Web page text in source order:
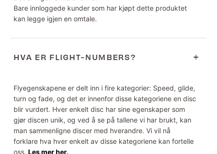
Bare innloggede kunder som har kjøpt dette produktet
kan legge igjen en omtale.
HVA ER FLIGHT-NUMBERS?
Flyegenskapene er delt inn i fire kategorier: Speed, glide,
turn og fade, og det er innenfor disse kategoriene en disc
blir vurdert. Hver enkelt disc har sine egenskaper som
gjør discen unik, og ved å se på tallene vi har brukt, kan
man sammenligne discer med hverandre. Vi vil nå
forklare hva hver enkelt av disse kategoriene kan fortelle
oss.Les mer her.